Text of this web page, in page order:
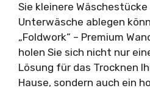
Sie kleinere
Unterwäsche ablegen
„Foldwork“ – Premium
holen Sie sich nicht nur
Lösung für das Trocknen
Hause, sondern auch ein